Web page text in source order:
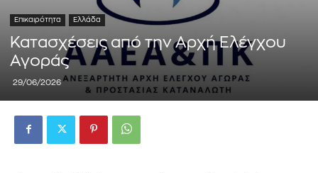
Επικαιρότητα Ελλάδα
Κατασχέσεις από την Αρχή Ελέγχου
Αγοράς
29/06/2026